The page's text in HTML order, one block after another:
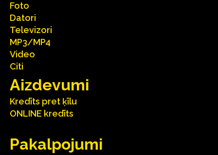
Foto
Datori
Televizori
MP3/MP4
Video
Citi
Aizdevumi
Kredīts pret ķīlu
ONLINE kredīts
Pakalpojumi